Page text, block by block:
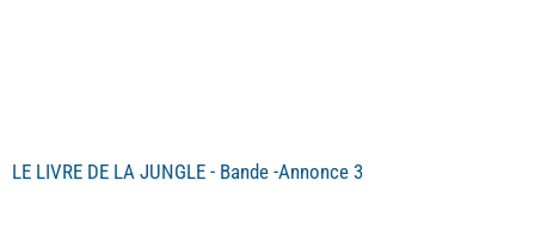
LE LIVRE DE LA JUNGLE - Bande -Annonce 3